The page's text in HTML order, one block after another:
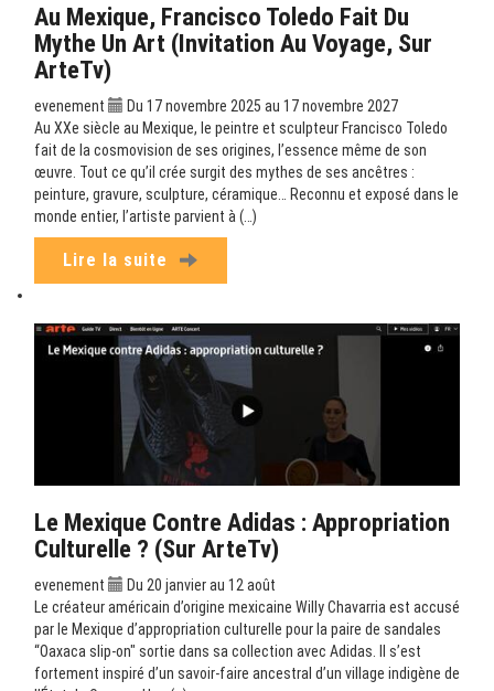
Au Mexique, Francisco Toledo Fait Du
Mythe Un Art (Invitation Au Voyage, Sur
ArteTv)
evenement
Du 17 novembre 2025 au 17 novembre 2027
Au XXe siècle au Mexique, le peintre et sculpteur Francisco Toledo
fait de la cosmovision de ses origines, l’essence même de son
œuvre. Tout ce qu’il crée surgit des mythes de ses ancêtres :
peinture, gravure, sculpture, céramique… Reconnu et exposé dans le
monde entier, l’artiste parvient à (…)
Lire la suite
Le Mexique Contre Adidas : Appropriation
Culturelle ? (sur ArteTv)
evenement
Du 20 janvier au 12 août
Le créateur américain d’origine mexicaine Willy Chavarria est accusé
par le Mexique d’appropriation culturelle pour la paire de sandales
“Oaxaca slip-on" sortie dans sa collection avec Adidas. Il s’est
fortement inspiré d’un savoir-faire ancestral d’un village indigène de